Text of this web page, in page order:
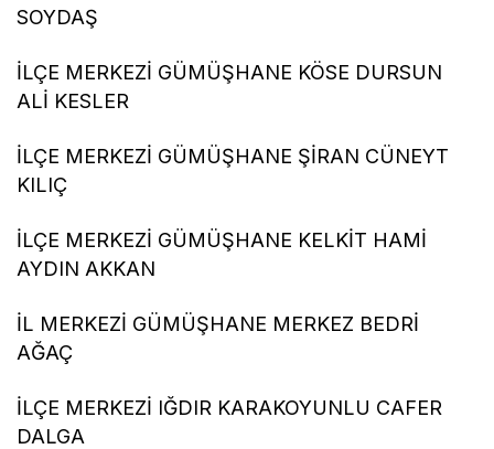
SOYDAŞ
İLÇE MERKEZİ GÜMÜŞHANE KÖSE DURSUN
ALİ KESLER
İLÇE MERKEZİ GÜMÜŞHANE ŞİRAN CÜNEYT
KILIÇ
İLÇE MERKEZİ GÜMÜŞHANE KELKİT HAMİ
AYDIN AKKAN
İL MERKEZİ GÜMÜŞHANE MERKEZ BEDRİ
AĞAÇ
İLÇE MERKEZİ IĞDIR KARAKOYUNLU CAFER
DALGA